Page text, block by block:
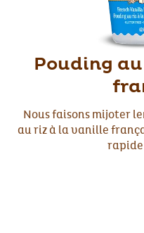
Pouding
Nous faisons mijoter
au riz à la vanille
rapide